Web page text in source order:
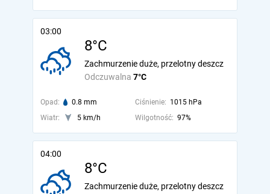
03:00
8°C
Odczuwalna 7°C
Zachmurzenie duże, przelotny deszcz
Opad: 0.8 mm Ciśnienie: 1015 hPa
Wiatr:
5 km/h Wilgotność: 97%
04:00
8°C
Zachmurzenie duże, przelotny deszcz